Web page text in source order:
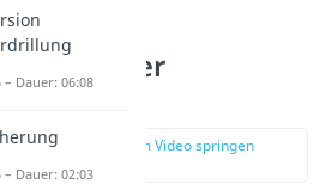
der
zur Stelle im Video springen
– Dauer: 06:08
– Dauer: 02:03